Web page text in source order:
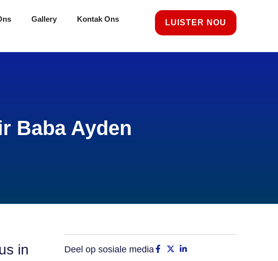
Gallery Kontak Ons LUISTER NOU
Baba Ayden
in
Deel op sosiale media